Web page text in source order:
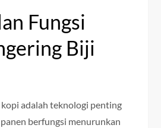
Fungsi
Biji
adalah teknologi penting
berfungsi menurunkan